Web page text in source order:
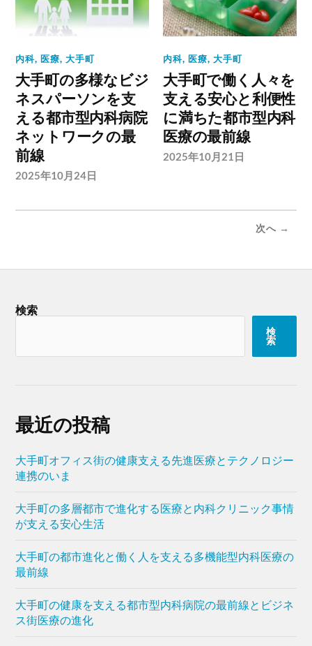
内科, 医療,大手町
大手町の多様なビジ
ネスパーソンを支
える都市型内科病院
ネットワークの最
前線
2025年10月24日
内科, 医療,大手町
大手町で働く人々を
支える安心と利便性
に満ちた都市型内科
医療の最前線
2025年10月21日
次へ →
検索
検
索
最近の投稿
大手町オフィス街の健康支える先進医療とテクノロジー
連携のいま
大手町の多層都市で進化する医療と内科クリニック事情
が支える安心生活
大手町の都市進化と働く人を支える多機能型内科医療の
最前線
大手町の健康を支える都市型内科病院の最前線とビジネ
ス街医療の進化